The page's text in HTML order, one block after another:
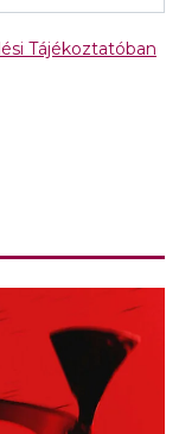
Tájékoztatóban